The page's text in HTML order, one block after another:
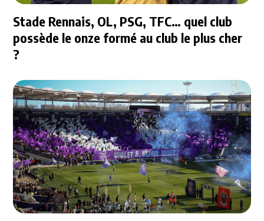
Stade Rennais, OL, PSG, TFC… quel club
possède le onze formé au club le plus cher
?